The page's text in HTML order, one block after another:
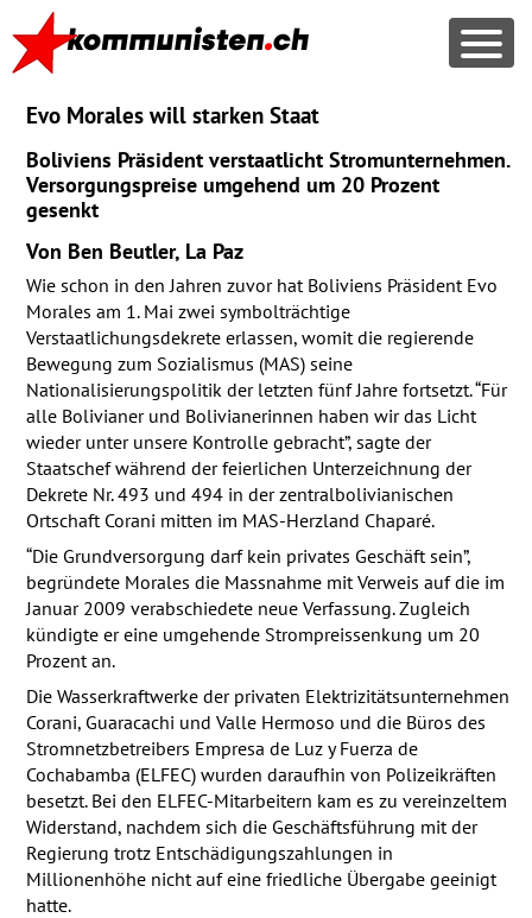
Evo Morales will starken Staat
Boliviens Präsident verstaatlicht Stromunternehmen.
Versorgungspreise umgehend um 20 Prozent
gesenkt
Von Ben Beutler, La Paz
Wie schon in den Jahren zuvor hat Boliviens Präsident Evo
Morales am 1. Mai zwei symbolträchtige
Verstaatlichungsdekrete erlassen, womit die regierende
Bewegung zum Sozialismus (MAS) seine
Nationalisierungspolitik der letzten fünf Jahre fortsetzt. “Für
alle Bolivianer und Bolivianerinnen haben wir das Licht
wieder unter unsere Kontrolle gebracht”, sagte der
Staatschef während der feierlichen Unterzeichnung der
Dekrete Nr. 493 und 494 in der zentralbolivianischen
Ortschaft Corani mitten im MAS-Herzland Chaparé.
“Die Grundversorgung darf kein privates Geschäft sein”,
begründete Morales die Massnahme mit Verweis auf die im
Januar 2009 verabschiedete neue Verfassung. Zugleich
kündigte er eine umgehende Strompreissenkung um 20
Prozent an.
Die Wasserkraftwerke der privaten Elektrizitätsunternehmen
Corani, Guaracachi und Valle Hermoso und die Büros des
Stromnetzbetreibers Empresa de Luz y Fuerza de
Cochabamba (ELFEC) wurden daraufhin von Polizeikräften
besetzt. Bei den ELFEC-Mitarbeitern kam es zu vereinzeltem
Widerstand, nachdem sich die Geschäftsführung mit der
Regierung trotz Entschädigungszahlungen in
Millionenhöhe nicht auf eine friedliche Übergabe geeinigt
hatte.